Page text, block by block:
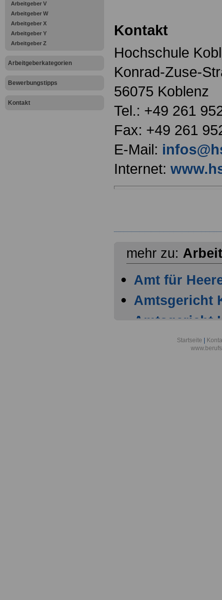
Arbeitgeber V
Arbeitgeber W
Arbeitgeber X
Arbeitgeber Y
Arbeitgeber Z
Arbeitgeberkategorien
Bewerbungstipps
Kontakt
Kontakt
Hochschule
Konrad-Zuse-
56075 Koblenz
Tel.: +49 261
Fax: +49 261
E-Mail:
Internet:
mehr zu:
Amt für
Amtsgericht
Amtsgericht
Amtsgericht
Startseite